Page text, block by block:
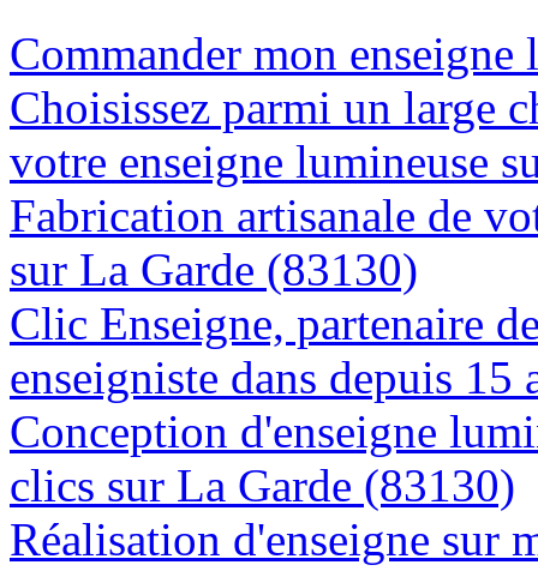
Commander mon
Choisissez parmi un large
votre enseigne lumineuse
Fabrication artisanale de
sur La Garde (83130)
Clic Enseigne, partenaire
enseigniste dans depuis
Conception d'enseigne
clics sur La Garde (83130)
Réalisation d'enseigne sur